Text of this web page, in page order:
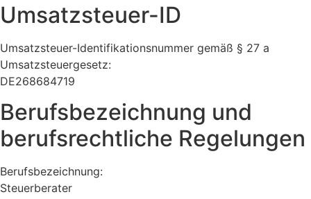
Umsatzsteuer-ID
Umsatzsteuer-Identifikationsnummer gemäß § 27 a
Umsatzsteuergesetz:
DE268684719
Berufsbezeichnung und
berufsrechtliche Regelungen
Berufsbezeichnung:
Steuerberater